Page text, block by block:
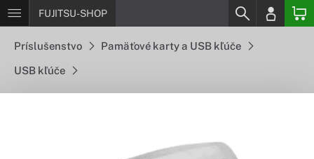
FUJITSU-SHOP
Príslušenstvo Pamäťové karty a USB kľúče
USB kľúče